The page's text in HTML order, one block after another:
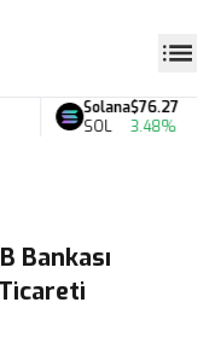
Solana
SOL
$76.27
3.48%
Bankası